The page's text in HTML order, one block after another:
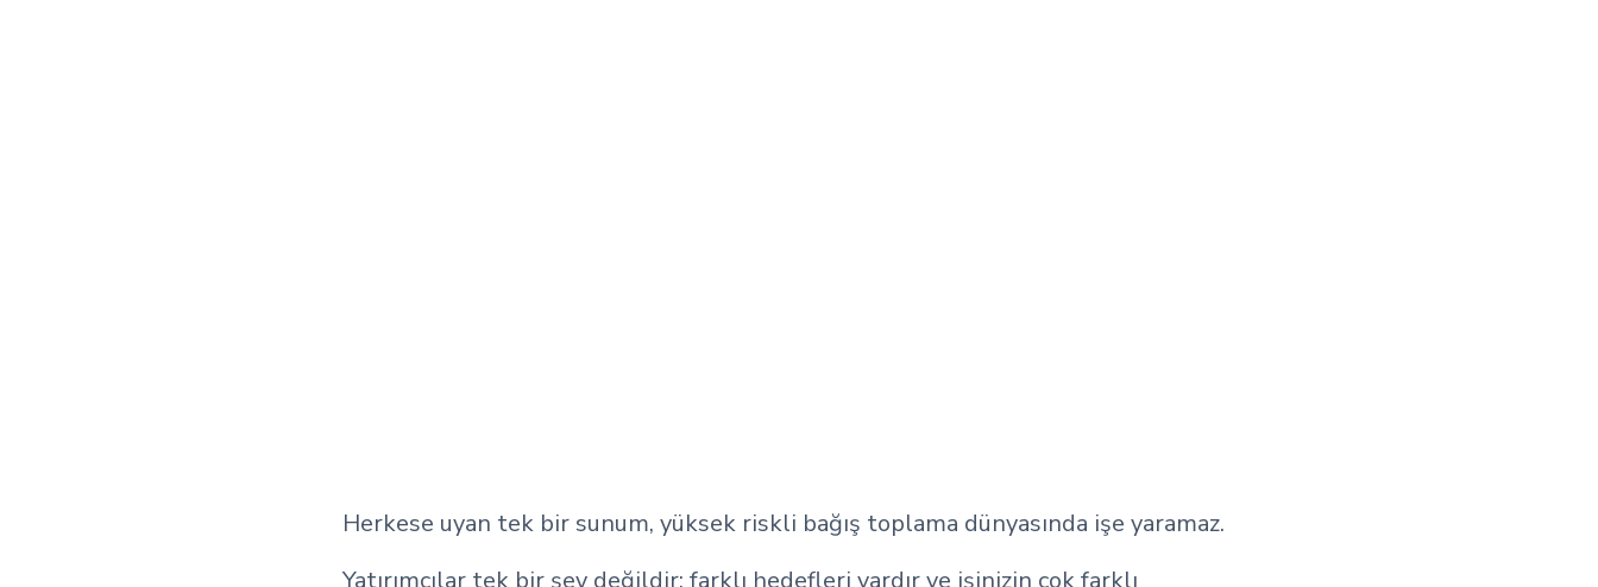
Herkese uyan tek bir sunum, yüksek riskli bağış toplama dünyasında işe yaramaz.
Yatırımcılar tek bir şey değildir; farklı hedefleri vardır ve işinizin çok farklı